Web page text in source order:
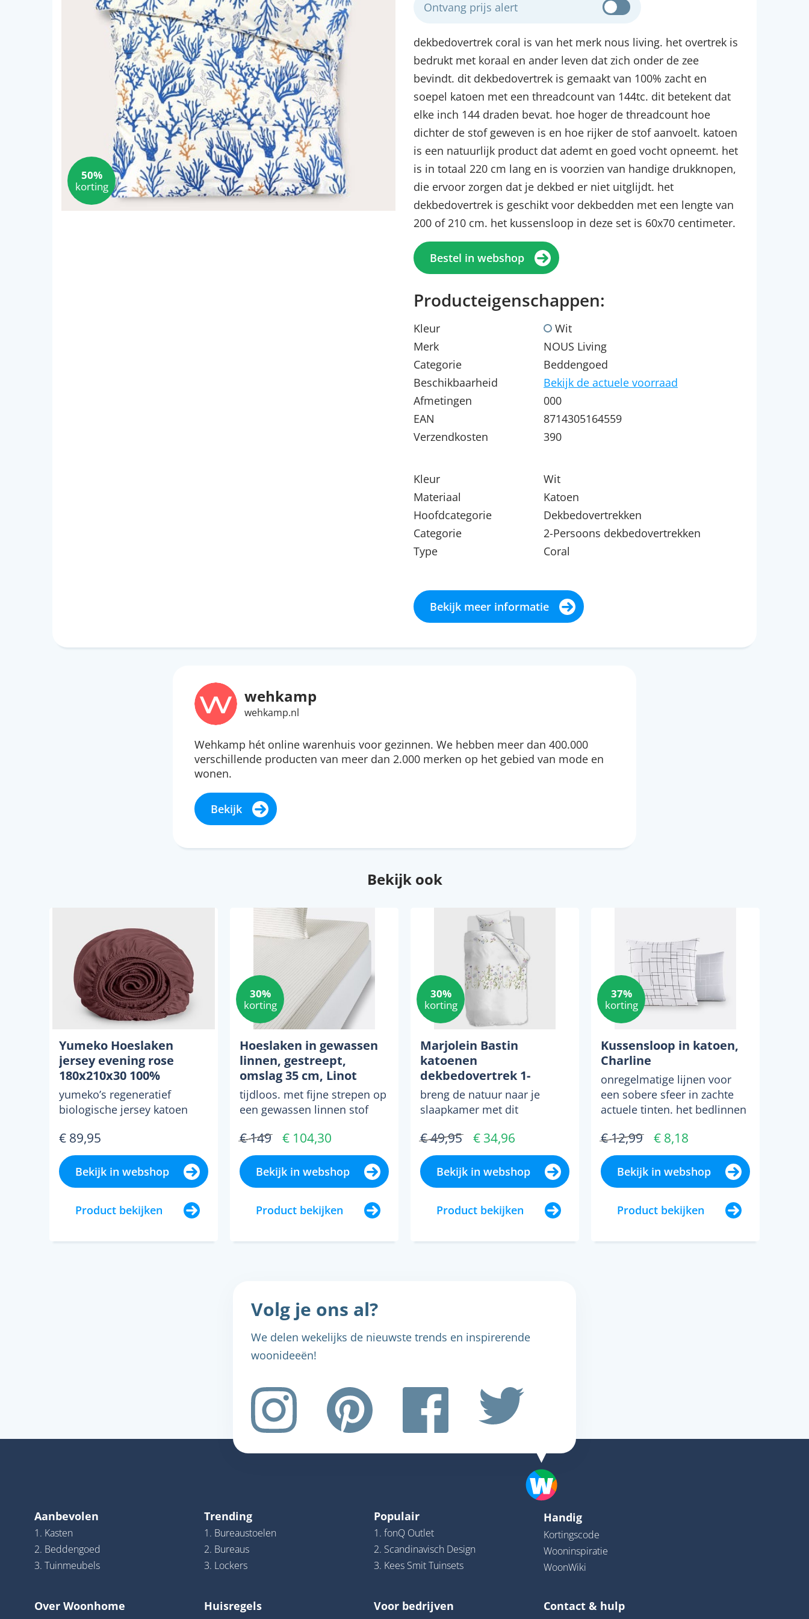
50%
korting
Ontvang prijs alert
dekbedovertrek coral is van het merk nous living. het overtrek is
bedrukt met koraal en ander leven dat zich onder de zee
bevindt. dit dekbedovertrek is gemaakt van 100% zacht en
soepel katoen met een threadcount van 144tc. dit betekent dat
elke inch 144 draden bevat. hoe hoger de threadcount hoe
dichter de stof geweven is en hoe rijker de stof aanvoelt. katoen
is een natuurlijk product dat ademt en goed vocht opneemt. het
is in totaal 220 cm lang en is voorzien van handige drukknopen,
die ervoor zorgen dat je dekbed er niet uitglijdt. het
dekbedovertrek is geschikt voor dekbedden met een lengte van
200 of 210 cm. het kussensloop in deze set is 60x70 centimeter.
Bestel in webshop
Producteigenschappen:
Kleur
Wit
Merk
NOUS Living
Categorie
Beddengoed
Beschikbaarheid
Bekijk de actuele voorraad
Afmetingen
000
EAN
8714305164559
Verzendkosten
390
Kleur
Wit
Materiaal
Katoen
Hoofdcategorie
Dekbedovertrekken
Categorie
2-Persoons dekbedovertrekken
Type
Coral
Bekijk meer informatie
wehkamp
wehkamp.nl
Wehkamp hét online warenhuis voor gezinnen. We hebben meer dan 400.000
verschillende producten van meer dan 2.000 merken op het gebied van mode en
wonen.
Bekijk
Bekijk ook
Yumeko Hoeslaken
jersey evening rose
180x210x30 100%
regeneratief biologisch
katoen, jersey katoen
(gebreid)
yumeko’s regeneratief
biologische jersey katoen
lievelingst-shirt: dat ge...
€ 89,95
Bekijk in webshop
Product bekijken
30%
korting
Hoeslaken in gewassen
linnen, gestreept,
omslag 35 cm, Linot
tijdloos. met fijne strepen op
een gewassen linnen stof
warme sfeer. ko...
€ 149 € 104,30
Bekijk in webshop
Product bekijken
30%
korting
Marjolein Bastin
katoenen
dekbedovertrek 1-
persoons (140x220 cm)
breng de natuur naar je
slaapkamer met dit
dekbedovertrek 140x220 in
een speels bl...
€ 49,95 € 34,96
Bekijk in webshop
Product bekijken
37%
korting
Kussensloop in katoen,
Charline
onregelmatige lijnen voor
een sobere sfeer in zachte
actuele tinten. het bedlinnen
€ 12,99 € 8,18
Bekijk in webshop
Product bekijken
Volg je ons al?
We delen wekelijks de nieuwste trends en inspirerende
woonideeën!
Aanbevolen
1. Kasten
2. Beddengoed
3. Tuinmeubels
Trending
1. Bureaustoelen
2. Bureaus
3. Lockers
Populair
1. fonQ Outlet
2. Scandinavisch Design
3. Kees Smit Tuinsets
Handig
Kortingscode
Wooninspiratie
WoonWiki
Over Woonhome Huisregels Voor bedrijven Contact & hulp